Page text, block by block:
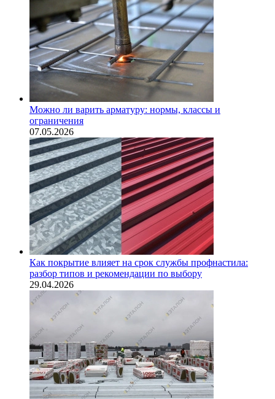
Можно ли варить арматуру: нормы, классы и
ограничения
07.05.2026
Как покрытие влияет на срок службы профнастила:
разбор типов и рекомендации по выбору
29.04.2026